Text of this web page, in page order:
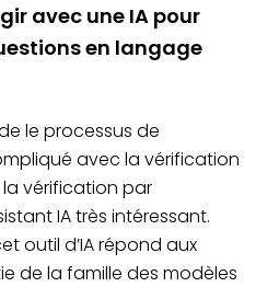
avec une IA pour
en langage
le processus de
avec la vérification
vérification par
IA très intéressant.
outil d’IA répond aux
de la famille des modèles